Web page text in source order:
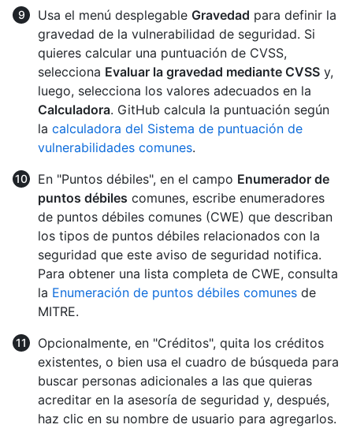
Usa el menú desplegable Gravedad para definir la
gravedad de la vulnerabilidad de seguridad. Si
quieres calcular una puntuación de CVSS,
selecciona Evaluar la gravedad mediante CVSS y,
luego, selecciona los valores adecuados en la
Calculadora. GitHub calcula la puntuación según
la calculadora del Sistema de puntuación de
vulnerabilidades comunes.
En "Puntos débiles", en el campo Enumerador de
puntos débiles comunes, escribe enumeradores
de puntos débiles comunes (CWE) que describan
los tipos de puntos débiles relacionados con la
seguridad que este aviso de seguridad notifica.
Para obtener una lista completa de CWE, consulta
la Enumeración de puntos débiles comunes de
MITRE.
Opcionalmente, en "Créditos", quita los créditos
existentes, o bien usa el cuadro de búsqueda para
buscar personas adicionales a las que quieras
acreditar en la asesoría de seguridad y, después,
haz clic en su nombre de usuario para agregarlos.